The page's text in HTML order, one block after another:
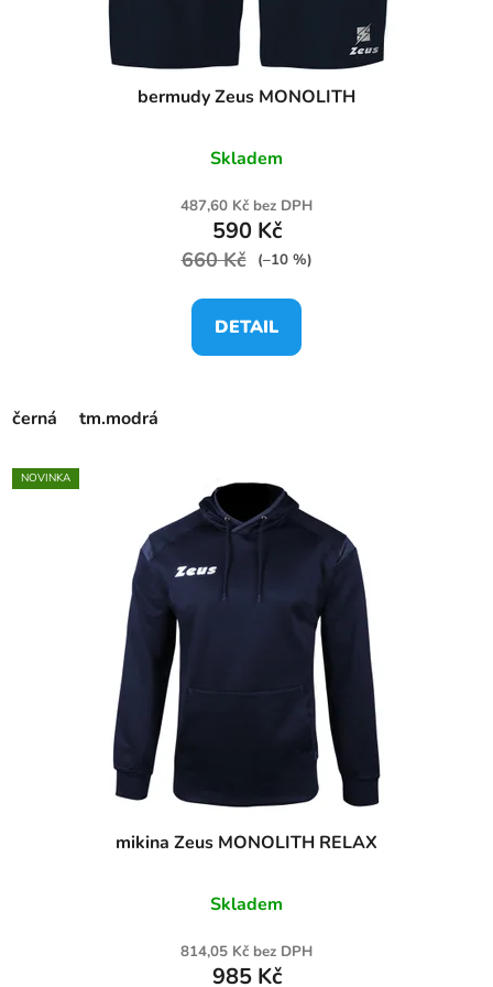
bermudy Zeus MONOLITH
Skladem
487,60 Kč bez DPH
590 Kč
660 Kč (–10 %)
DETAIL
černá tm.modrá
NOVINKA
mikina Zeus MONOLITH RELAX
Skladem
814,05 Kč bez DPH
985 Kč